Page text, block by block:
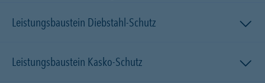
Leistungsbaustein Diebstahl-Schutz
Leistungsbaustein Kasko-Schutz